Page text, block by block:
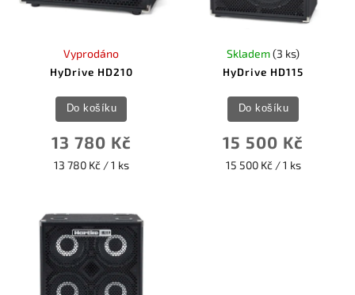
HyDrive HD210
Vyprodáno
13 780 Kč
13 780 Kč / 1 ks
Do košíku
HyDrive HD115
Skladem(3 ks)
15 500 Kč
15 500 Kč / 1 ks
Do košíku